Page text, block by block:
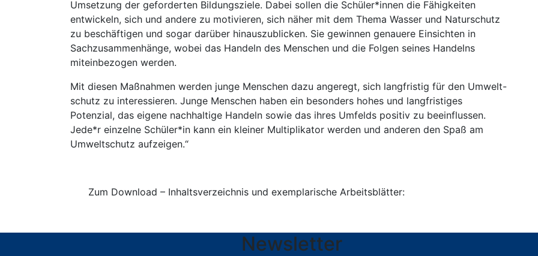
Umsetzung der geforderten Bildungsziele. Dabei sollen die Schüler*innen die Fähigkeiten
entwickeln, sich und andere zu motivieren, sich näher mit dem The­ma Wasser und Naturschutz
zu beschäftigen und sogar darüber hinauszublicken. Sie gewinnen ge­nauere Einsichten in
Sachzusammenhänge, wobei das Handeln des Menschen und die Folgen seines Handelns
miteinbezogen werden.
Mit diesen Maßnahmen werden junge Menschen dazu angeregt, sich langfristig für den Umwelt-
schutz zu interessieren. Junge Menschen haben ein besonders hohes und langfristiges
Potenzial, das ei­gene nachhaltige Handeln sowie das ihres Umfelds positiv zu beeinflussen.
Jede*r einzelne Schüler*in kann ein kleiner Multiplikator werden und anderen den Spaß am
Umweltschutz aufzeigen.“
Zum Download – Inhaltsverzeichnis und exemplarische Arbeitsblätter:
Newsletter